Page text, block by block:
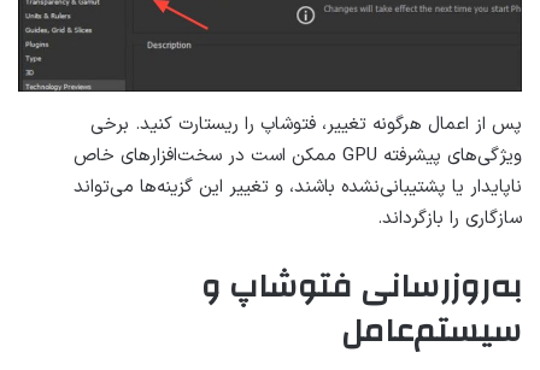
پس از اعمال هرگونه تغییر، فتوشاپ را ریستارت کنید. برخی
ویژگی‌های پیشرفته GPU ممکن است در سخت‌افزارهای خاص
ناپایدار یا پشتیبانی‌نشده باشند، و تغییر این گزینه‌ها می‌تواند
سازگاری را بازگرداند.
به‌روزرسانی فتوشاپ و
سیستم‌عامل